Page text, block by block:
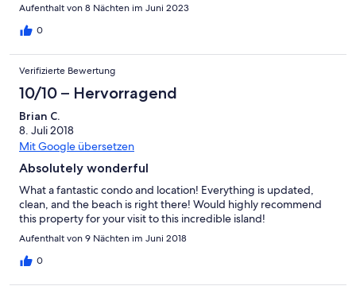
Aufenthalt von 8 Nächten im Juni 2023
0
Verifizierte Bewertung
10/10 – Hervorragend
Brian C.
8. Juli 2018
Mit Google übersetzen
Absolutely wonderful
What a fantastic condo and location! Everything is updated,
clean, and the beach is right there! Would highly recommend
this property for your visit to this incredible island!
Aufenthalt von 9 Nächten im Juni 2018
0